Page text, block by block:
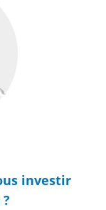
investir